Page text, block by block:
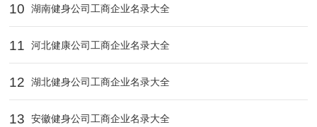
10 湖南健身公司工商企业名录大全
11 河北健康公司工商企业名录大全
12 湖北健身公司工商企业名录大全
13 安徽健身公司工商企业名录大全